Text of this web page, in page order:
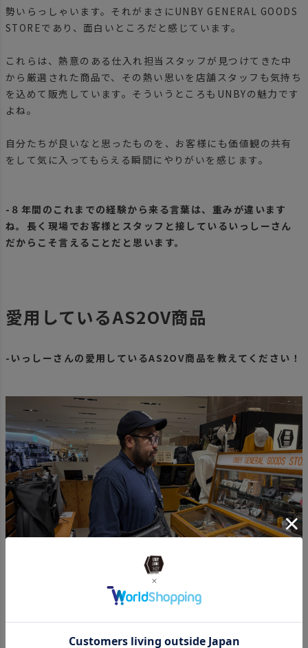
勢いらっしゃいます。それがまさにUNBY GENERAL GOODS
STOREであり、面白いところだと感じています。
これらは、熱意のある仕入れ担当スタッフが見つけてきた中
から厳選された商品で、その熱い思いを店舗スタッフも気持ち
を込めて販売しています。そういうところもUNBYの魅力です
よね。
自分たちが良いなと思ったものを、お客様にも価値観の共有
をして気に入ってもらえる瞬間にやりがいを感じます。
-８年間のこれまでの経験から来る言葉は、重みが違います
ね。長く現場でお客様とスタッフと接しているいっしーさん
だからこそ言えることだと思います。
愛用しているAS2OV商品
-いっしーさんの愛用しているAS2OV商品を教えてください！